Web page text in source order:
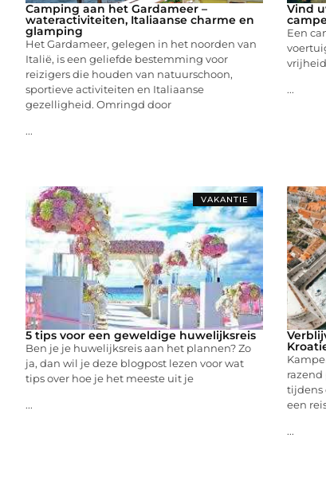
Camping aan het Gardameer –
wateractiviteiten, Italiaanse charme en
glamping
Het Gardameer, gelegen in het noorden van
Italië, is een geliefde bestemming voor
reizigers die houden van natuurschoon,
sportieve activiteiten en Italiaanse
gezelligheid. Omringd door
...
Vind
Een
...
VAKANTIE
5 tips voor een geweldige huwelijksreis
Ben je je huwelijksreis aan het plannen? Zo
ja, dan wil je deze blogpost lezen voor wat
tips over hoe je het meeste uit je
...
tijdens
een
...